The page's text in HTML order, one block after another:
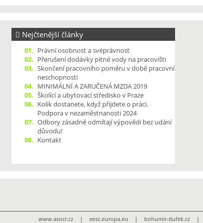
Nejčtenější články
01. Právní osobnost a svéprávnost
02. Přerušení dodávky pitné vody na pracovišti
03. Skončení pracovního poměru v době pracovní
neschopnosti
04. MINIMÁLNÍ A ZARUČENÁ MZDA 2019
05. Školící a ubytovací středisko v Praze
06. Kolik dostanete, když přijdete o práci.
Podpora v nezaměstnanosti 2024
07. Odbory zásadně odmítají výpovědi bez udání
důvodu!
08. Kontakt
www.asocr.cz | eesc.europa.eu | bohumir-dufek.cz |